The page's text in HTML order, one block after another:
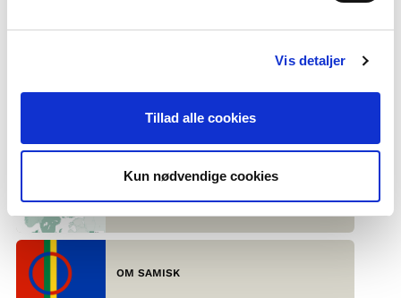
Vis detaljer
Tillad alle cookies
Kun nødvendige cookies
SISTE FAKTATEKST
UTANFRÅ
OM SAMISK